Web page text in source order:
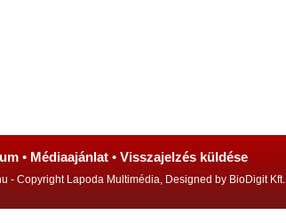
• Médiaajánlat • Visszajelzés küldése
- Copyright Lapoda Multimédia, Designed by BioDigit Kft.